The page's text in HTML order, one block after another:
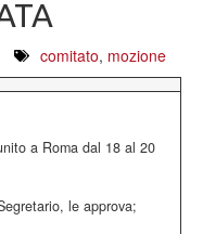
comitato, mozione
a Roma dal 18 al 20
le approva;